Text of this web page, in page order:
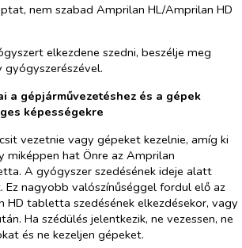
nem szabad Amprilan HL/Amprilan HD
elkezdene szedni, beszélje meg
a gépjárművezetéshez és a gépek
képességekre
vezetnie vagy gépeket kezelnie, amíg ki
miképpen hat Önre az Amprilan
A gyógyszer szedésének ideje alatt
Ez nagyobb valószínűséggel fordul elő az
HD tabletta szedésének elkezdésekor, vagy
Ha szédülés jelentkezik, ne vezessen, ne
és ne kezeljen gépeket.